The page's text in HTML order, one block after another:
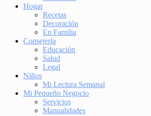
Hogar
Recetas
Decoración
En Familia
Consejería
Educación
Salud
Legal
Niños
Mi Lectura Semanal
Mi Pequeño Negocio
Servicios
Manualidades